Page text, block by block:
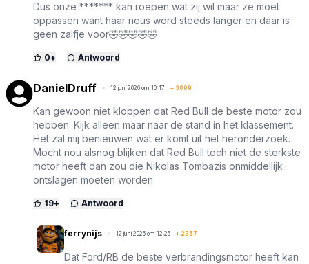
Dus onze ******* kan roepen wat zij wil maar ze moet
oppassen want haar neus word steeds langer en daar is
geen zalfje voor🤣🤣🤣🤣🤣
0+ Antwoord
DanielDruff 12 juni 2026 om 10:47 + 3009
Kan gewoon niet kloppen dat Red Bull de beste motor zou
hebben. Kijk alleen maar naar de stand in het klassement.
Het zal mij benieuwen wat er komt uit het heronderzoek.
Mocht nou alsnog blijken dat Red Bull toch niet de sterkste
motor heeft dan zou die Nikolas Tombazis onmiddellijk
ontslagen moeten worden.
19+ Antwoord
ferrynijs 12 juni 2026 om 12:26 + 2357
Dat Ford/RB de beste verbrandingsmotor heeft kan